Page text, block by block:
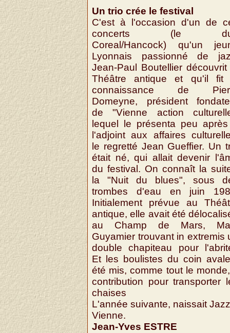
Un trio crée le festival
C'est à l'occasion d'un de
concerts (le
Coreal/Hancock) qu'un
Lyonnais passionné de
Jean-Paul Boutellier découvrit
Théâtre antique et qu'il fit
connaissance de
Domeyne, président
de "Vienne action
lequel le présenta peu
l'adjoint aux affaires
le regretté Jean Gueffier. Un
était né, qui allait devenir
du festival. On connaît la
la "Nuit du blues", sous
trombes d'eau en juin
Initialement prévue au
antique, elle avait été
au Champ de Mars,
Guyamier trouvant in extremis
double chapiteau pour
Et les boulistes du coin
été mis, comme tout le
contribution pour transporter
chaises
L'année suivante, naissait
Vienne.
Jean-Yves ESTRE